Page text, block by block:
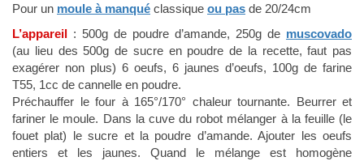
Pour un moule à manqué classique ou pas de 20/24cm
L’appareil : 500g de poudre d’amande, 250g de muscovado
(au lieu des 500g de sucre en poudre de la recette, faut pas
exagérer non plus) 6 oeufs, 6 jaunes d’oeufs, 100g de farine
T55, 1cc de cannelle en poudre.
Préchauffer le four à 165°/170° chaleur tournante. Beurrer et
fariner le moule. Dans la cuve du robot mélanger à la feuille (le
fouet plat) le sucre et la poudre d’amande. Ajouter les oeufs
entiers et les jaunes. Quand le mélange est homogène